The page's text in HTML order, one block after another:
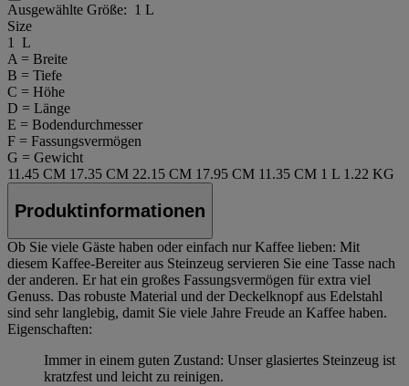
Ausgewählte Größe: 1 L
Size
1 L
A = Breite
B = Tiefe
C = Höhe
D = Länge
E = Bodendurchmesser
F = Fassungsvermögen
G = Gewicht
11.45 CM 17.35 CM 22.15 CM 17.95 CM 11.35 CM 1 L 1.22 KG
Produktinformationen
Ob Sie viele Gäste haben oder einfach nur Kaffee lieben: Mit
diesem Kaffee-Bereiter aus Steinzeug servieren Sie eine Tasse nach
der anderen. Er hat ein großes Fassungsvermögen für extra viel
Genuss. Das robuste Material und der Deckelknopf aus Edelstahl
sind sehr langlebig, damit Sie viele Jahre Freude an Kaffee haben.
Eigenschaften:
Immer in einem guten Zustand: Unser glasiertes Steinzeug ist
kratzfest und leicht zu reinigen.